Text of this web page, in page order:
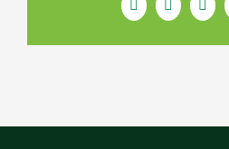
FacebookTwitter